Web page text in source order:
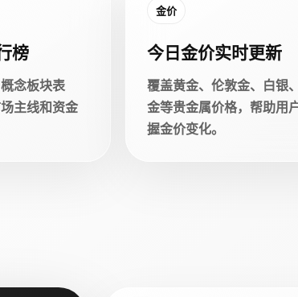
榜
念板块表
主线和资金
金价
今日金价实时更新
覆盖黄金、伦敦金、白银
金等贵金属价格，帮助用
握金价变化。